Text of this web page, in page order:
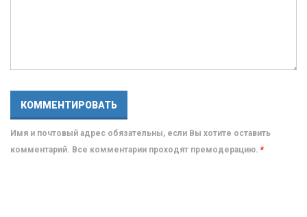
Имя и почтовый адрес обязательны, если Вы хотите оставить
комментарий. Все комментарии проходят премодерацию. *